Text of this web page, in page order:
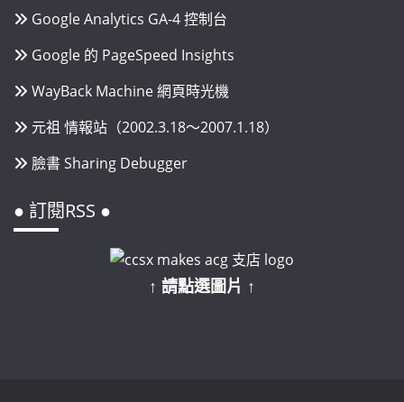
Google Analytics GA-4 控制台
Google 的 PageSpeed Insights
WayBack Machine 網頁時光機
元祖 情報站（2002.3.18～2007.1.18）
臉書 Sharing Debugger
● 訂閱RSS ●
↑ 請點選圖片 ↑